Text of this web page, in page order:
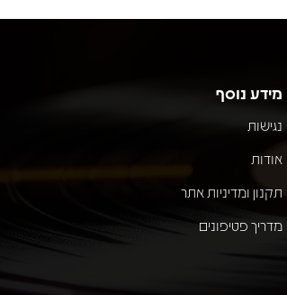
מידע נוסף
נגישות
אודות
תקנון ומדיניות אתר
מדריך פטיפונים